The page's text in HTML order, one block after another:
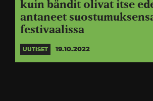
kuin bändit olivat itse
antaneet
festivaalissa
UUTISET 19.10.2022